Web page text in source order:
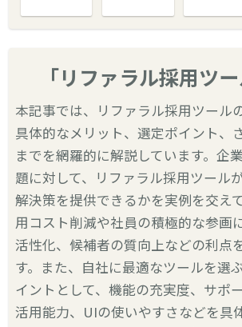
「リファラル採用ツ
本記事では、リファラル採用ツール
具体的なメリット、選定ポイント、
までを網羅的に解説しています。企
題に対して、リファラル採用ツール
解決策を提供できるかを実例を交え
用コスト削減や社員の積極的な参画
活性化、候補者の質向上などの利点
す。また、自社に最適なツールを選
イントとして、機能の充実度、サポ
活用能力、UIの使いやすさなどを具